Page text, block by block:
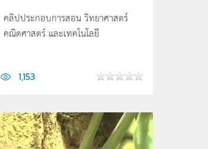
คลิปประกอบการสอน วิทยาศาสตร์
คณิตศาสตร์ และเทคโนโลยี
1,153